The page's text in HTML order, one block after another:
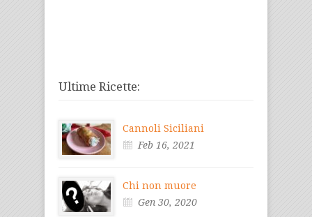
Ultime Ricette:
Cannoli Siciliani
Feb 16, 2021
Chi non muore
Gen 30, 2020